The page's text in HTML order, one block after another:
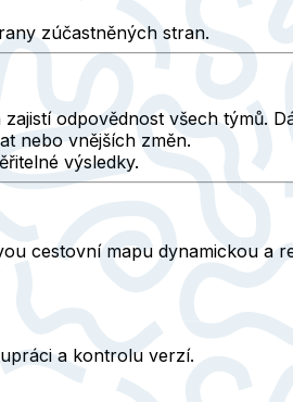
zúčastněných stran.
odpovědnost všech týmů.
nebo vnějších změn.
výsledky.
cestovní mapu dynamickou a
a kontrolu verzí.